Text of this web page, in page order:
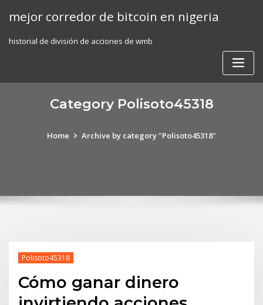
mejor corredor de bitcoin en nigeria
historial de división de acciones de wmb
Category Polisoto45318
Home Archive by category "Polisoto45318"
Polisoto45318
Cómo ganar dinero